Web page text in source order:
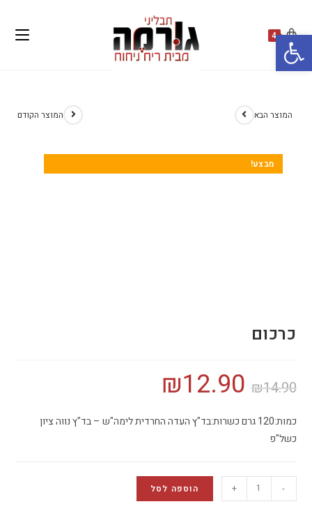
פתח סרגל נגישות
4
מבצע!
המוצר הקודם המוצר הבא
כרכום
₪14.90
₪12.90
כמות:120 גרם כשרות:בד"ץ העדה החרדית לימה"ש – בד"ץ נווה ציון
כשל"פ
-
+ הוספה לסל